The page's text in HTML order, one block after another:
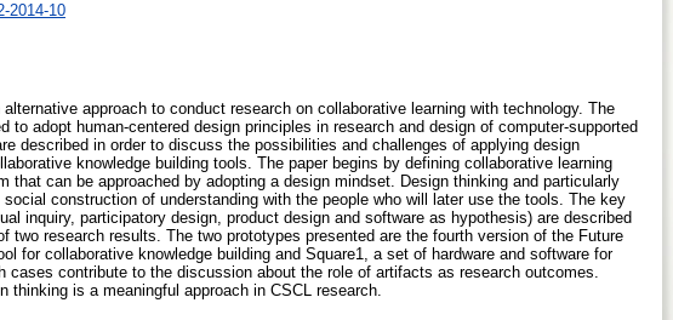
2014-10
approach to conduct research on collaborative learning with technology. The
to adopt human-centered design principles in research and design of computer-supported
described in order to discuss the possibilities and challenges of applying design
knowledge building tools. The paper begins by defining collaborative learning
that can be approached by adopting a design mindset. Design thinking and particularly
construction of understanding with the people who will later use the tools. The key
inquiry, participatory design, product design and software as hypothesis) are described
two research results. The two prototypes presented are the fourth version of the Future
for collaborative knowledge building and Square1, a set of hardware and software for
cases contribute to the discussion about the role of artifacts as research outcomes.
is a meaningful approach in CSCL research.